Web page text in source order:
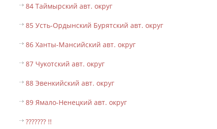
84 Таймырский авт. округ
85 Усть-Ордынский Бурятский авт. округ
86 Ханты-Мансийский авт. округ
87 Чукотский авт. округ
88 Эвенкийский авт. округ
89 Ямало-Ненецкий авт. округ
??????? !!